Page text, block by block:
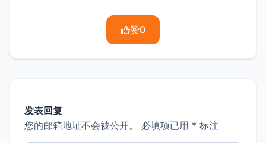
赞0
发表回复
您的邮箱地址不会被公开。
必填项已用 * 标注